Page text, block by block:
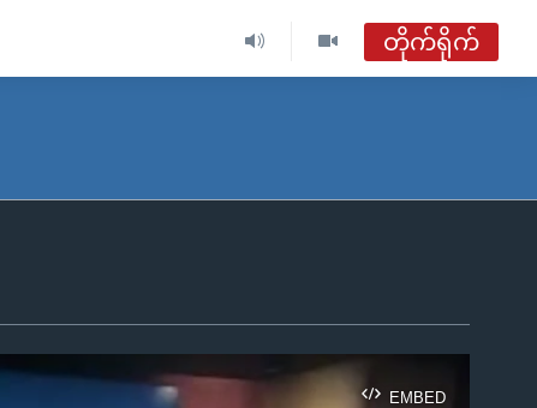
တိုက်ရိုက်
အစီအစဉ်များ
ရေဒီယိုတိုက်ရိုက်နားဆင်ရန်
EMBED